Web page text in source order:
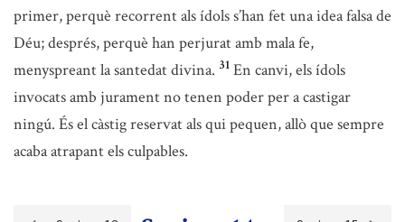
primer, perquè recorrent als ídols s’han fet una idea falsa de
Déu; després, perquè han perjurat amb mala fe,
menyspreant la santedat divina. 31 En canvi, els ídols
invocats amb jurament no tenen poder per a castigar
ningú. És el càstig reservat als qui pequen, allò que sempre
acaba atrapant els culpables.